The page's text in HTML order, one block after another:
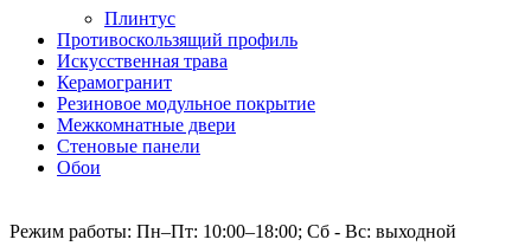
Плинтус
Противоскользящий профиль
Искусственная трава
Керамогранит
Резиновое модульное покрытие
Межкомнатные двери
Стеновые панели
Обои
Режим работы: Пн–Пт: 10:00–18:00; Сб - Вс: выходной